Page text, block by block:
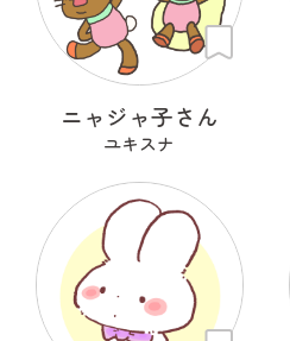
ニャジャ子さん
ユキスナ